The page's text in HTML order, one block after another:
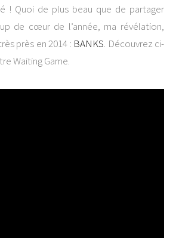
! Quoi de plus beau que de partager
de cœur de l’année, ma révélation,
près en 2014 : BANKS. Découvrez ci-
Waiting Game.